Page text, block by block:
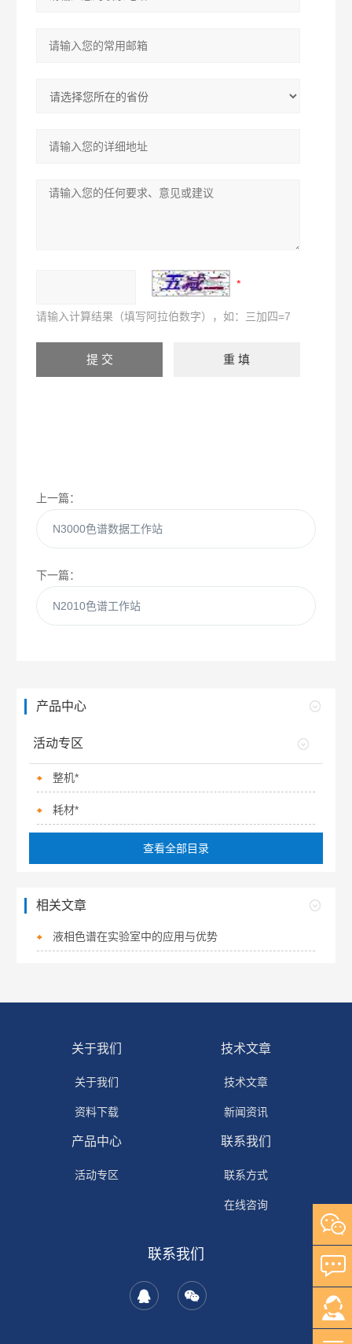
请输入计算结果（填写阿拉伯数字），如：三加四=7
上一篇：
N3000色谱数据工作站
下一篇：
N2010色谱工作站
产品中心
活动专区
整机*
耗材*
查看全部目录
相关文章
液相色谱在实验室中的应用与优势
关于我们
关于我们
资料下载
技术文章
技术文章
新闻资讯
产品中心
活动专区
联系我们
联系方式
在线咨询
联系我们